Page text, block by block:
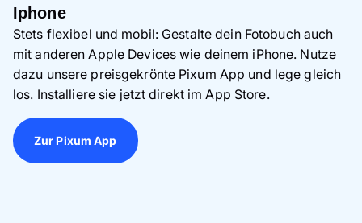
Iphone
Stets flexibel und mobil: Gestalte dein Fotobuch auch
mit anderen Apple Devices wie deinem iPhone. Nutze
dazu unsere preisgekrönte Pixum App und lege gleich
los. Installiere sie jetzt direkt im App Store.
Zur Pixum App